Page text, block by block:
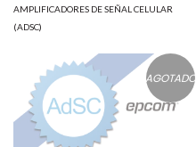
AMPLIFICADORES DE SEÑAL CELULAR
(ADSC)
AGOTADO